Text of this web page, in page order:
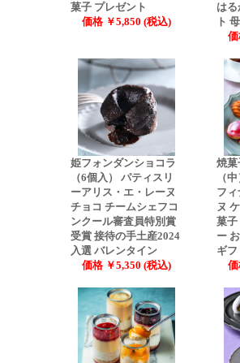
菓子 プレゼント
価格 ￥5,850 (税込)
は
ト
価
姫フォンダンショコラ
（6個入） パティスリ
ーアリス・エ・レーヌ
チョコ チームシェフコ
ンクール審査員特別賞
受賞 接待の手土産2024
入選 バレンタイン
価格 ￥5,350 (税込)
焼菓
（
フ
ヌ
菓子
ー
ギ
価